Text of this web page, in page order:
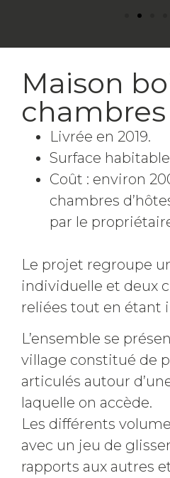
Maison
chambres
Livrée en 2019.
Surface habitable
Coût : environ
chambres
par le
Le projet regroupe
individuelle et deux
reliées tout en étant
L’ensemble se
village constitué de
articulés autour
laquelle on accède.
Les différents
avec un jeu de
rapports aux autres